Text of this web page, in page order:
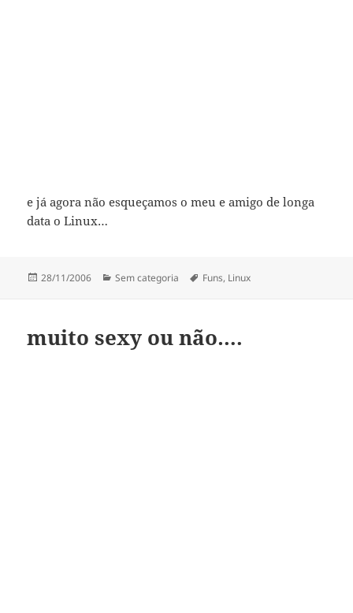
e já agora não esqueçamos o meu e amigo de longa
data o Linux…
Publicado
28/11/2006 Categorias
Sem categoria Etiquetas
Funs, Linux
muito sexy ou não….